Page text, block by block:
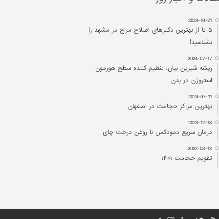
2024-10-21
۵ تا از بهترین دکتر‌های اصلاح مزاج در مشهد را
بشناسید!
2024-07-17
ریشه شیرین بیان، تنظیم کننده سطح هورمون
استروژن در بدن
2024-07-11
بهترین مراکز حجامت در اصفهان
2023-12-18
درمان سریع دمودکس با روغن درخت چای
2022-03-13
تقویم حجامت ۱۴۰۱